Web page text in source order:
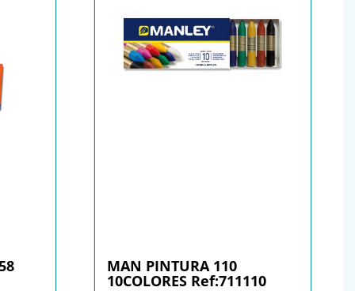
MAN PINTURA 110
10COLORES Ref:711110